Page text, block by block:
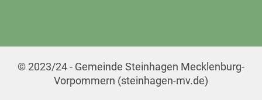
© 2023/24 - Gemeinde Steinhagen Mecklenburg-
Vorpommern (steinhagen-mv.de)